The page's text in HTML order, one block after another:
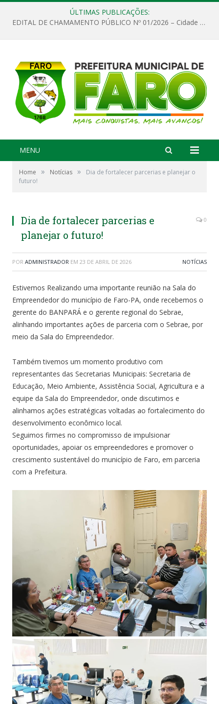
ÚLTIMAS PUBLICAÇÕES:
EDITAL DE CHAMAMENTO PÚBLICO Nº 01/2026 – Cidade de Faro
MENU
Home » Notícias »
Dia de fortalecer parcerias e planejar o
futuro!
Dia de fortalecer parcerias e
planejar o futuro!
0
POR ADMINISTRADOR EM 23 DE ABRIL DE 2026 NOTÍCIAS
Estivemos Realizando uma importante reunião na Sala do
Empreendedor do município de Faro-PA, onde recebemos o
gerente do BANPARÁ e o gerente regional do Sebrae,
alinhando importantes ações de parceria com o Sebrae, por
meio da Sala do Empreendedor.
Também tivemos um momento produtivo com
representantes das Secretarias Municipais: Secretaria de
Educação, Meio Ambiente, Assistência Social, Agricultura e a
equipe da Sala do Empreendedor, onde discutimos e
alinhamos ações estratégicas voltadas ao fortalecimento do
desenvolvimento econômico local.
Seguimos firmes no compromisso de impulsionar
oportunidades, apoiar os empreendedores e promover o
crescimento sustentável do município de Faro, em parceria
com a Prefeitura.